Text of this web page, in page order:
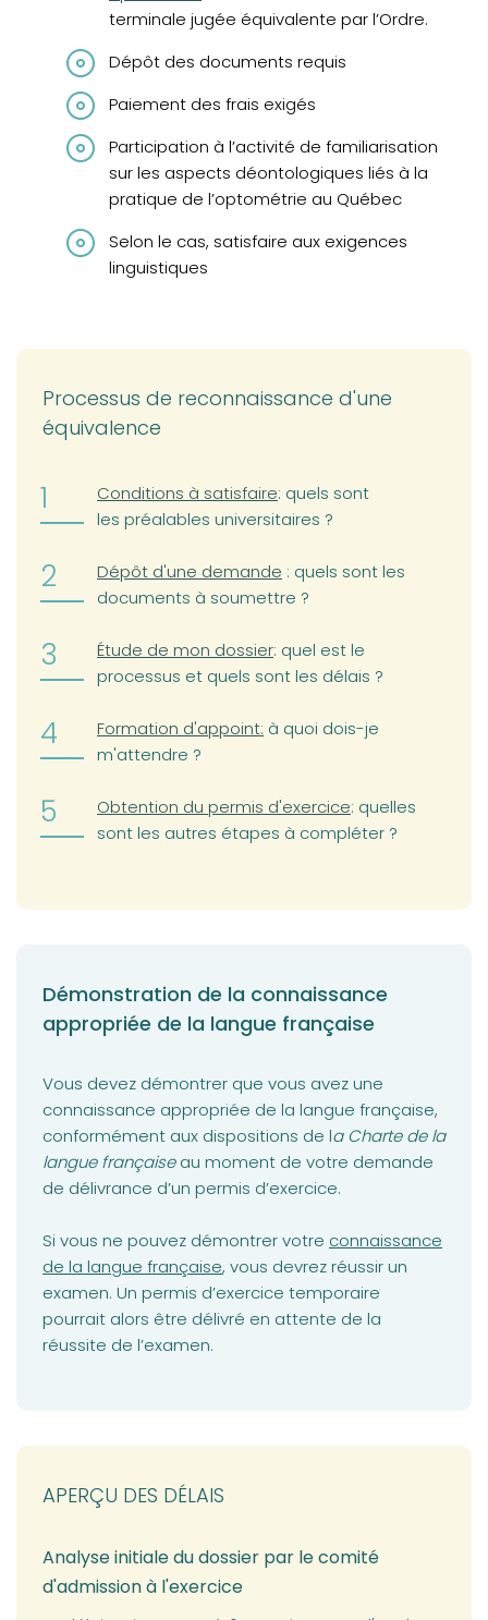
terminale jugée équivalente par l’Ordre.
Dépôt des documents requis
Paiement des frais exigés
Participation à l’activité de familiarisation
sur les aspects déontologiques liés à la
pratique de l’optométrie au Québec
Selon le cas, satisfaire aux exigences
linguistiques
Processus de reconnaissance d'une
équivalence
Conditions à satisfaire: quels sont
les préalables universitaires ?
Dépôt d'une demande : quels sont les
documents à soumettre ?
Étude de mon dossier: quel est le
processus et quels sont les délais ?
Formation d'appoint: à quoi dois-je
m'attendre ?
Obtention du permis d'exercice: quelles
sont les autres étapes à compléter ?
Démonstration de la connaissance
appropriée de la langue française
Vous devez démontrer que vous avez une
connaissance appropriée de la langue française,
conformément aux dispositions de la Charte de la
langue françaiseau moment de votre demande
de délivrance d’un permis d’exercice.
Si vous ne pouvez démontrer votre (opens in a new
connaissance
de la langue française, vous devrez réussir un
examen. Un permis d’exercice temporaire
pourrait alors être délivré en attente de la
réussite de l’examen.
APERÇU DES DÉLAIS
Analyse initiale du dossier par le comité
d'admission à l'exercice